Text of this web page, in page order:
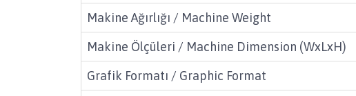
Makine Ağırlığı / Machine Weight
Makine Ölçüleri / Machine Dimension (WxLxH)
Grafik Formatı / Graphic Format